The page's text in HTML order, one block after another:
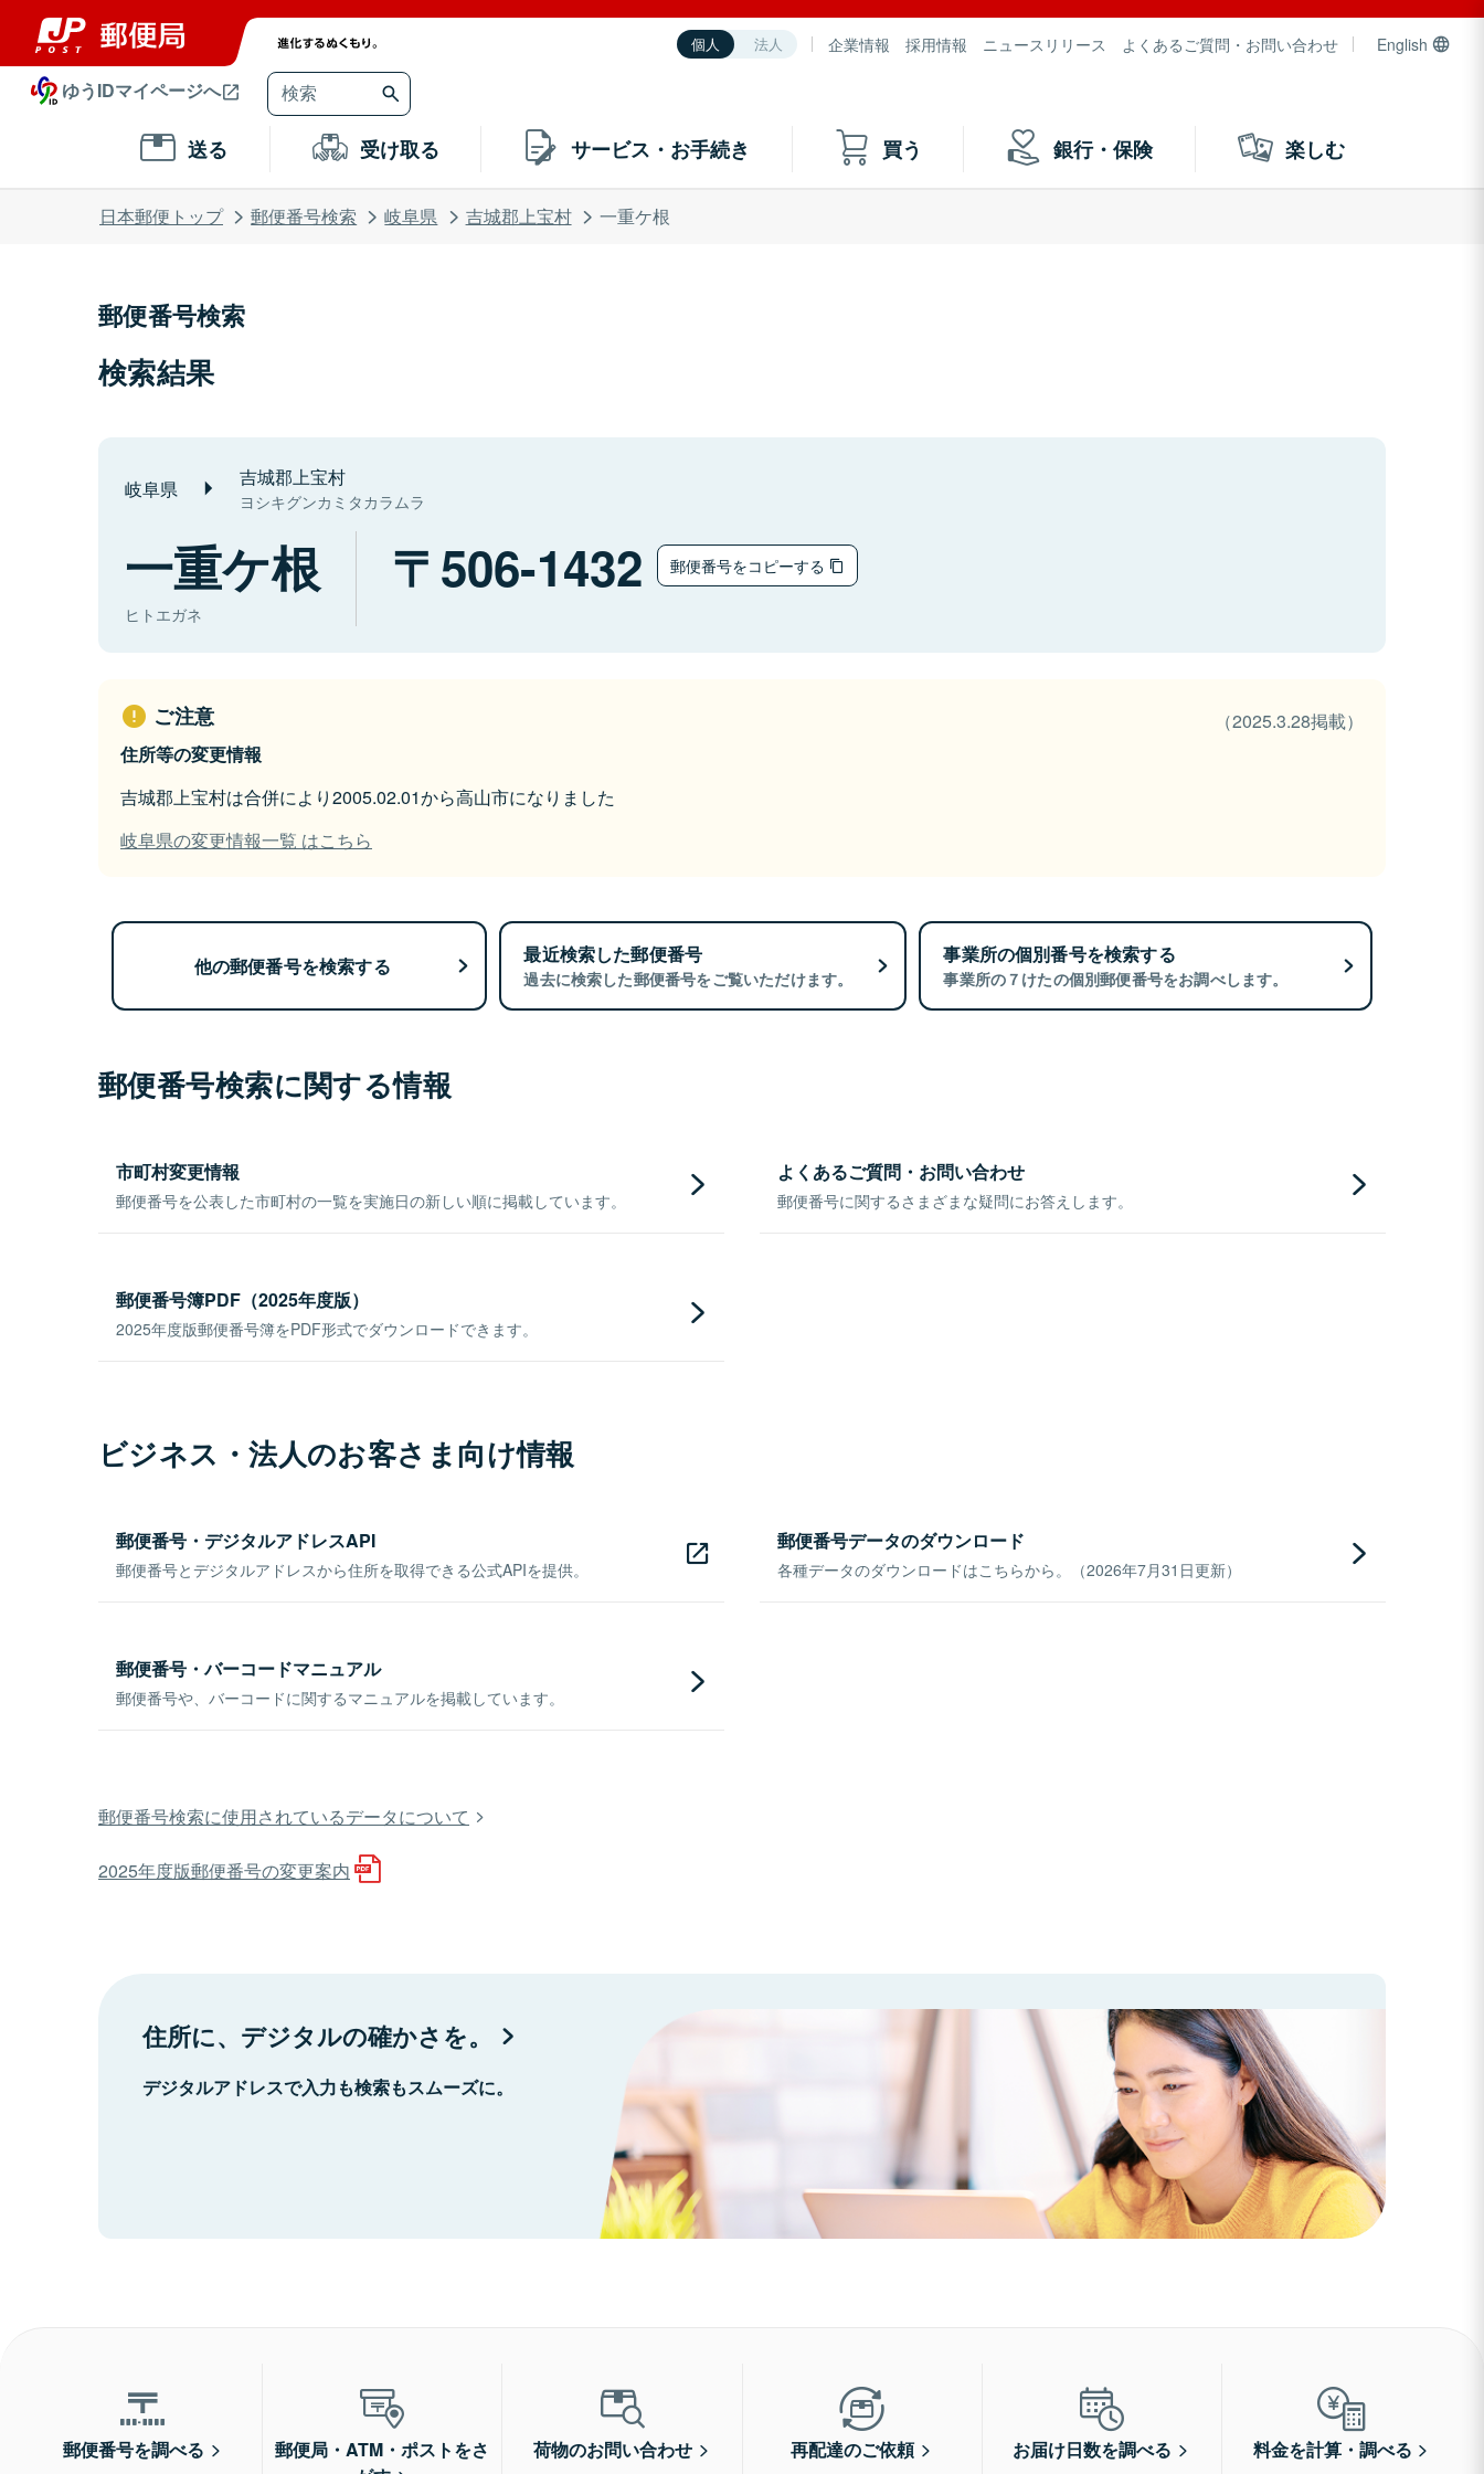
個人 法人 企業情報 採用情報 ニュースリリース よくあるご質問・お問い合わせ English
ゆうIDマイページへ
送る 受け取る サービス・お手続き 買う 銀行・保険 楽しむ
日本郵便トップ 郵便番号検索 岐阜県 吉城郡上宝村 一重ケ根
郵便番号検索
検索結果
岐阜県 吉城郡上宝村
ヨシキグンカミタカラムラ
一重ケ根
ヒトエガネ
506-1432 郵便番号をコピーする
ご注意
（2025.3.28掲載）
住所等の変更情報
吉城郡上宝村は合併により2005.02.01から高山市になりました
岐阜県の変更情報一覧 はこちら
他の郵便番号を検索する 最近検索した郵便番号
過去に検索した郵便番号をご覧いただけます。
事業所の個別番号を検索する
事業所の７けたの個別郵便番号をお調べします。
郵便番号検索に関する情報
市町村変更情報
郵便番号を公表した市町村の一覧を実施日の新しい順に掲載しています。
よくあるご質問・お問い合わせ
郵便番号に関するさまざまな疑問にお答えします。
郵便番号簿PDF（2025年度版）
2025年度版郵便番号簿をPDF形式でダウンロードできます。
ビジネス・法人のお客さま向け情報
郵便番号・デジタルアドレスAPI
郵便番号とデジタルアドレスから住所を取得できる公式APIを提供。
郵便番号データのダウンロード
各種データのダウンロードはこちらから。（2026年7月31日更新）
郵便番号・バーコードマニュアル
郵便番号や、バーコードに関するマニュアルを掲載しています。
郵便番号検索に使用されているデータについて
2025年度版郵便番号の変更案内
住所に、デジタルの確かさを。
デジタルアドレスで入力も検索もスムーズに。
郵便番号を調べる
郵便局・ATM・ポストをさ
荷物のお問い合わせ 再配達のご依頼 お届け日数を調べる 料金を計算・調べる